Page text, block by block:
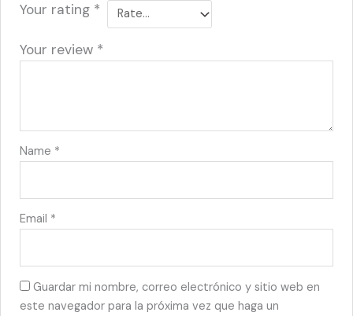
Your rating *
Your review *
Name *
Email *
Guardar mi nombre, correo electrónico y sitio web en
este navegador para la próxima vez que haga un